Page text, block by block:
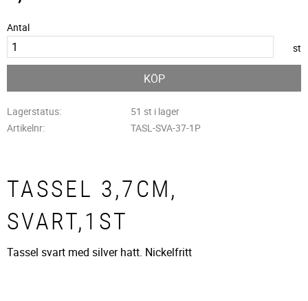
Antal
st
KÖP
Lagerstatus
51 st i lager
Artikelnr
TASL-SVA-37-1P
TASSEL 3,7CM,
SVART,1ST
Tassel svart med silver hatt. Nickelfritt